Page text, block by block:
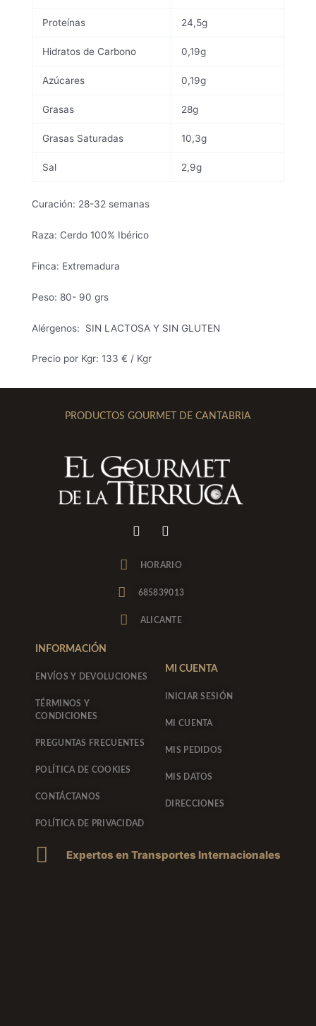
Proteínas 24,5g
Hidratos de Carbono 0,19g
Azúcares 0,19g
Grasas 28g
Grasas Saturadas 10,3g
Sal 2,9g
Curación: 28-32 semanas
Raza: Cerdo 100% Ibérico
Finca: Extremadura
Peso: 80- 90 grs
Alérgenos: SIN LACTOSA Y SIN GLUTEN
Precio por Kgr: 133 € / Kgr
PRODUCTOS GOURMET DE CANTABRIA
I
n
g
r
m
F
a
e
o
o
k
-
HORARIO
685839013
ALICANTE
INFORMACIÓN
ENVÍOS Y DEVOLUCIONES
TÉRMINOS Y
CONDICIONES
PREGUNTAS FRECUENTES
POLÍTICA DE COOKIES
CONTÁCTANOS
POLÍTICA DE PRIVACIDAD
MI CUENTA
INICIAR SESIÓN
MI CUENTA
MIS PEDIDOS
MIS DATOS
DIRECCIONES
Expertos en Transportes Internacionales